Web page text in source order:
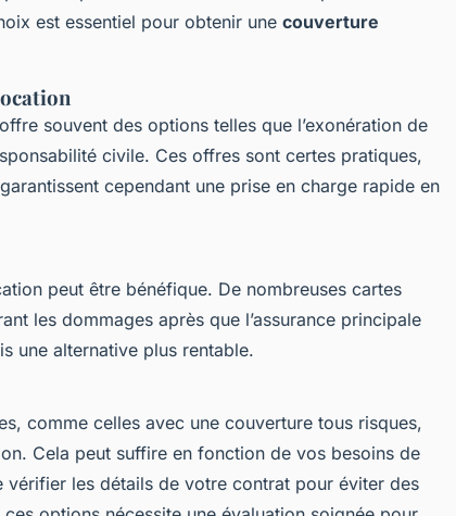
est essentiel pour obtenir une couverture
offre souvent des options telles que l’exonération de
civile. Ces offres sont certes pratiques,
cependant une prise en charge rapide en
peut être bénéfique. De nombreuses cartes
les dommages après que l’assurance principale
une alternative plus rentable.
comme celles avec une couverture tous risques,
Cela peut suffire en fonction de vos besoins de
vérifier les détails de votre contrat pour éviter des